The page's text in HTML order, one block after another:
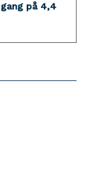
på 4,4